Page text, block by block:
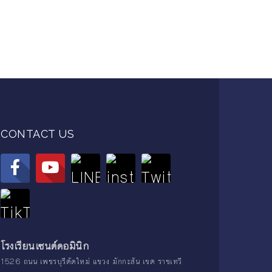
CONTACT US
โรงเรียนเซนต์ดอมินิก
1526 ถนน เพชรบุรีตัดใหม่ แขวง มักกะสัน เขต ราชเทวี